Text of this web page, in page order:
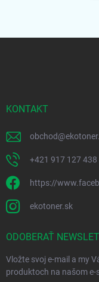
KONTAKT
obchod@
+421 917 127 438
https://
ekotoner.sk
ODOBERAŤ
Vložte svoj e-mail a my
produktoch na našom e-